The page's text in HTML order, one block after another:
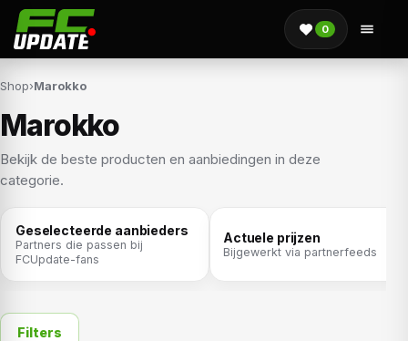
0
Shop›Marokko
Marokko
Bekijk de beste producten en aanbiedingen in deze
categorie.
Geselecteerde aanbieders
Partners die passen bij
FCUpdate-fans
Actuele prijzen
Bijgewerkt via partnerfeeds
Filters